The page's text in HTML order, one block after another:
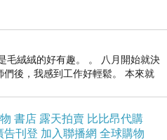
吃過粉多次了，但是還是細心的看
絨絨的好有趣。 。 八月開始就決
們後，我感到工作好輕鬆。 本來就
。 真
書店 露天拍賣 比比昂代購
告刊登 加入聯播網 全球購物